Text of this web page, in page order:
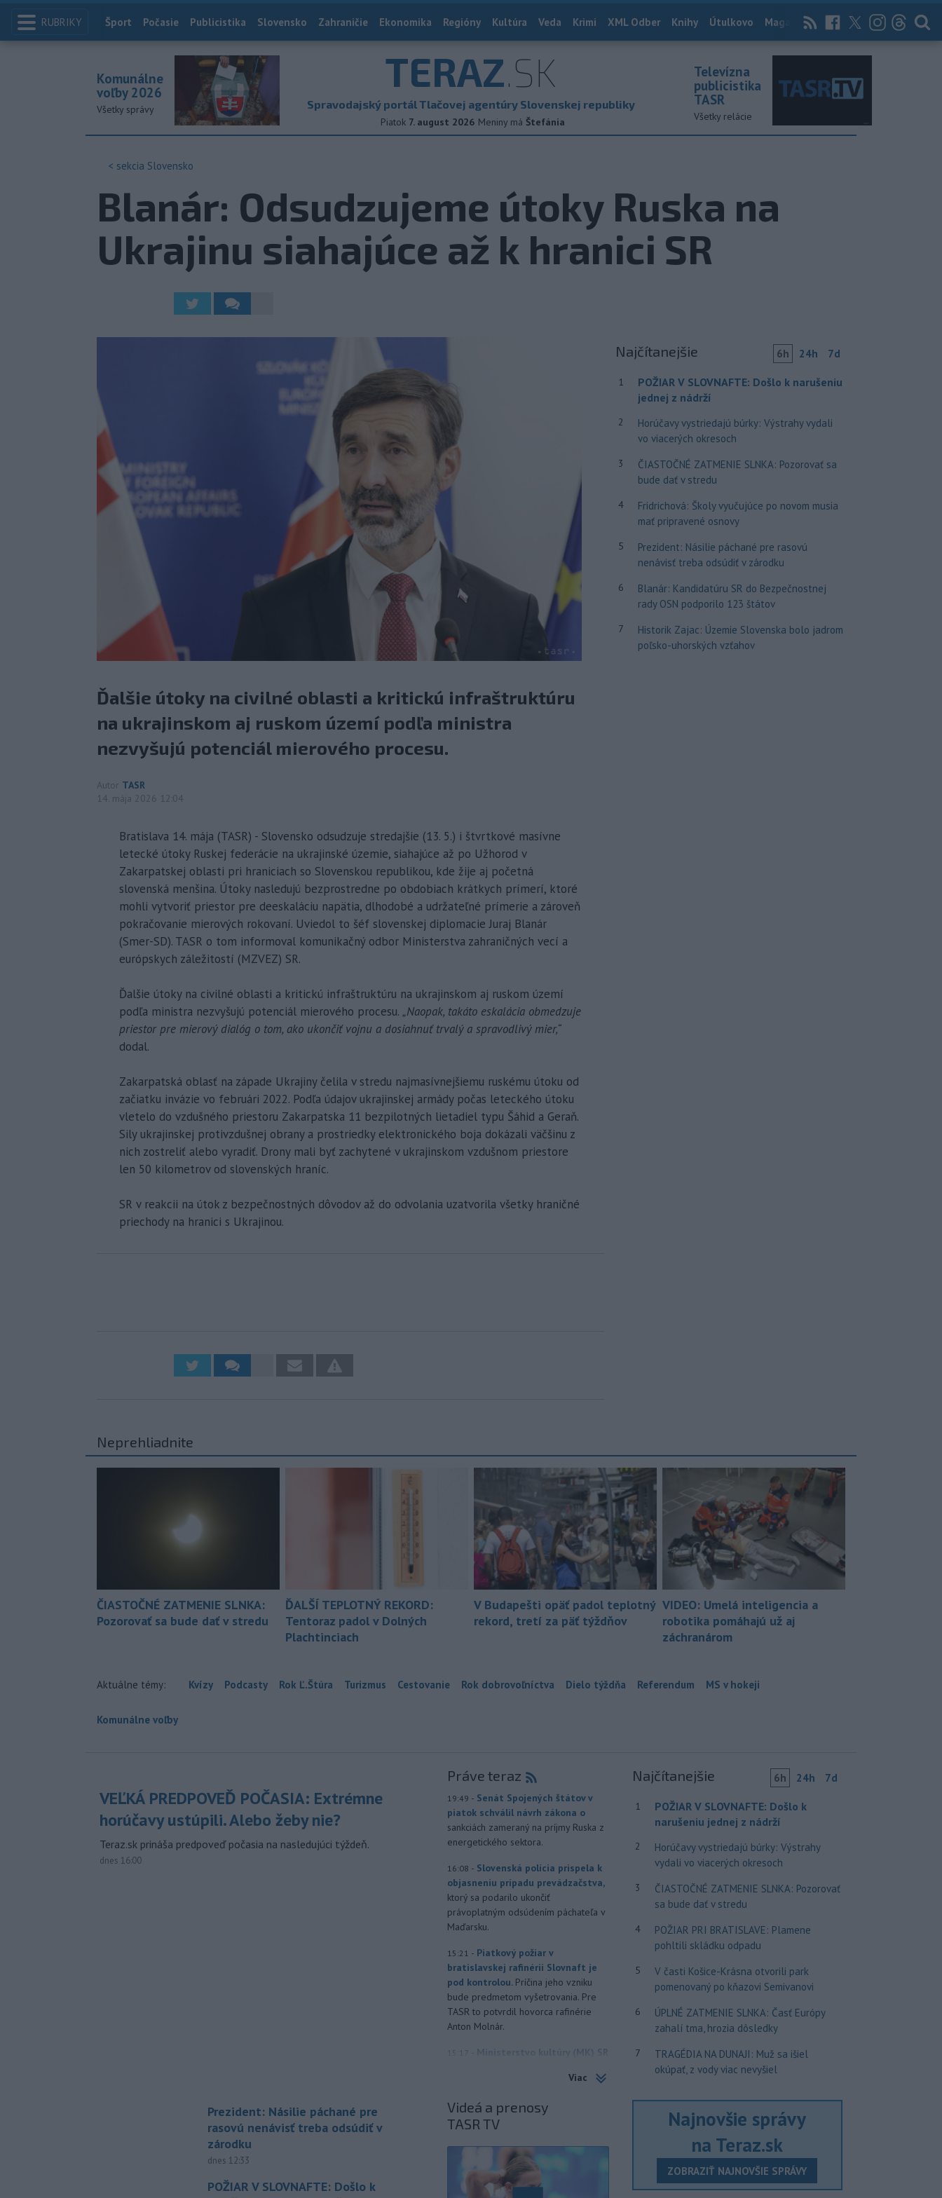
RUBRIKY Index
Šport Počasie Publicistika Slovensko Zahraničie Ekonomika Regióny Kultúra Veda Krimi XML Odber Knihy Útulkovo Magazín News Now Archív
TERAZ.SK
Spravodajský portál Tlačovej agentúry Slovenskej republiky
Piatok 7. august 2026 Meniny má Štefánia
Komunálne
voľby 2026
Všetky správy
Televízna
publicistika
TASR
Všetky relácie
< sekcia Slovensko
Blanár: Odsudzujeme útoky Ruska na
Ukrajinu siahajúce až k hranici SR
Ďalšie útoky na civilné oblasti a kritickú infraštruktúru
na ukrajinskom aj ruskom území podľa ministra
nezvyšujú potenciál mierového procesu.
Autor TASR
14. mája 2026 12:04
Bratislava 14. mája (TASR) - Slovensko odsudzuje stredajšie (13. 5.) i štvrtkové masívne
letecké útoky Ruskej federácie na ukrajinské územie, siahajúce až po Užhorod v
Zakarpatskej oblasti pri hraniciach so Slovenskou republikou, kde žije aj početná
slovenská menšina. Útoky nasledujú bezprostredne po obdobiach krátkych prímerí, ktoré
mohli vytvoriť priestor pre deeskaláciu napätia, dlhodobé a udržateľné prímerie a zároveň
pokračovanie mierových rokovaní. Uviedol to šéf slovenskej diplomacie Juraj Blanár
(Smer-SD). TASR o tom informoval komunikačný odbor Ministerstva zahraničných vecí a
európskych záležitostí (MZVEZ) SR.
Ďalšie útoky na civilné oblasti a kritickú infraštruktúru na ukrajinskom aj ruskom území
podľa ministra nezvyšujú potenciál mierového procesu. „Naopak, takáto eskalácia obmedzuje
priestor pre mierový dialóg o tom, ako ukončiť vojnu a dosiahnuť trvalý a spravodlivý mier,“
dodal.
Zakarpatská oblasť na západe Ukrajiny čelila v stredu najmasívnejšiemu ruskému útoku od
začiatku invázie vo februári 2022. Podľa údajov ukrajinskej armády počas leteckého útoku
vletelo do vzdušného priestoru Zakarpatska 11 bezpilotných lietadiel typu Šáhid a Geraň.
Sily ukrajinskej protivzdušnej obrany a prostriedky elektronického boja dokázali väčšinu z
nich zostreliť alebo vyradiť. Drony mali byť zachytené v ukrajinskom vzdušnom priestore
len 50 kilometrov od slovenských hraníc.
SR v reakcii na útok z bezpečnostných dôvodov až do odvolania uzatvorila všetky hraničné
priechody na hranici s Ukrajinou.
Najčítanejšie 6h 24h 7d
1
POŽIAR V SLOVNAFTE: Došlo k narušeniu
jednej z nádrží
2
Horúčavy vystriedajú búrky: Výstrahy vydali
vo viacerých okresoch
3
ČIASTOČNÉ ZATMENIE SLNKA: Pozorovať sa
bude dať v stredu
4
Fridrichová: Školy vyučujúce po novom musia
mať pripravené osnovy
5
Prezident: Násilie páchané pre rasovú
nenávisť treba odsúdiť v zárodku
6
Blanár: Kandidatúru SR do Bezpečnostnej
rady OSN podporilo 123 štátov
7
Historik Zajac: Územie Slovenska bolo jadrom
poľsko-uhorských vzťahov
Neprehliadnite
ČIASTOČNÉ ZATMENIE SLNKA:
Pozorovať sa bude dať v stredu
ĎALŠÍ TEPLOTNÝ REKORD:
Tentoraz padol v Dolných
Plachtinciach
V Budapešti opäť padol teplotný
rekord, tretí za päť týždňov
VIDEO: Umelá inteligencia a
robotika pomáhajú už aj
záchranárom
Aktuálne témy: Kvízy Podcasty Rok Ľ.Štúra Turizmus Cestovanie Rok dobrovoľníctva Dielo týždňa Referendum MS v hokeji
Komunálne voľby
VEĽKÁ PREDPOVEĎ POČASIA: Extrémne
horúčavy ustúpili. Alebo žeby nie?
Teraz.sk prináša predpoveď počasia na nasledujúci týždeň.
dnes 16:00
Prezident: Násilie páchané pre
rasovú nenávisť treba odsúdiť v
zárodku
dnes 12:33
POŽIAR V SLOVNAFTE: Došlo k
Práve teraz
19:49 - Senát Spojených štátov v
piatok schválil návrh zákona o
sankciách zameraný na príjmy Ruska z
energetického sektora.
16:08 - Slovenská polícia prispela k
objasneniu prípadu prevádzačstva,
ktorý sa podarilo ukončiť
právoplatným odsúdením páchateľa v
Maďarsku.
15:21 - Piatkový požiar v
bratislavskej rafinérii Slovnaft je
pod kontrolou. Príčina jeho vzniku
bude predmetom vyšetrovania. Pre
TASR to potvrdil hovorca rafinérie
Anton Molnár.
15:17
Ministerstvo kultúry (MK) SR
podrobnostiach poskytovania dotácií v
14:17 - V bratislavskej rafinérii
produkt.
TASR o tom informovala
rafinéria s tým, že obyvateľom nehrozí
nebezpečenstvo.
Viac
Videá a prenosy
TASR TV
Najčítanejšie 6h 24h 7d
1
POŽIAR V SLOVNAFTE: Došlo k
narušeniu jednej z nádrží
2
Horúčavy vystriedajú búrky: Výstrahy
vydali vo viacerých okresoch
3
ČIASTOČNÉ ZATMENIE SLNKA: Pozorovať
sa bude dať v stredu
4
POŽIAR PRI BRATISLAVE: Plamene
pohltili skládku odpadu
5
V časti Košice-Krásna otvorili park
pomenovaný po kňazovi Semivanovi
6
ÚPLNÉ ZATMENIE SLNKA: Časť Európy
zahalí tma, hrozia dôsledky
7
TRAGÉDIA NA DUNAJI: Muž sa išiel
okúpať, z vody viac nevyšiel
Najnovšie správy
na Teraz.sk
ZOBRAZIŤ NAJNOVŠIE SPRÁVY